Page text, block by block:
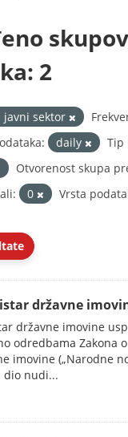
2
javni sektor
daily
Tip
Otvorenost skupa
0
Vrsta
državne
državne imovine
odredbama Zakona
imovine („Narodne
dio nudi...